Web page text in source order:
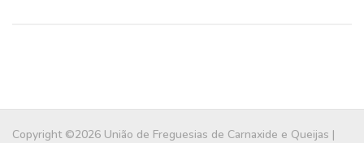
Copyright ©2026 União de Freguesias de Carnaxide e Queijas |